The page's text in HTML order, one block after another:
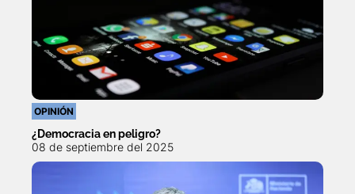
OPINIÓN
¿Democracia en peligro?
08 de septiembre del 2025